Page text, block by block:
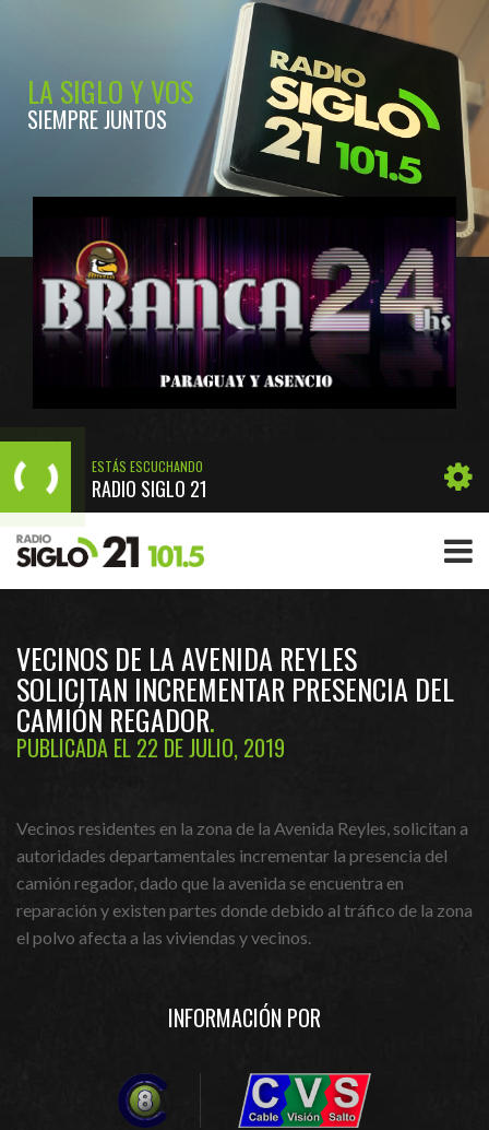
LA SIGLO Y VOS
SIEMPRE JUNTOS
ESTÁS ESCUCHANDO
RADIO SIGLO 21
VECINOS DE LA AVENIDA REYLES
SOLICITAN INCREMENTAR PRESENCIA DEL
CAMIÓN REGADOR
PUBLICADA EL 22 DE JULIO, 2019
Vecinos residentes en la zona de la Avenida Reyles, solicitan a
autoridades departamentales incrementar la presencia del
camión regador, dado que la avenida se encuentra en
reparación y existen partes donde debido al tráfico de la zona
el polvo afecta a las viviendas y vecinos.
INFORMACIÓN POR